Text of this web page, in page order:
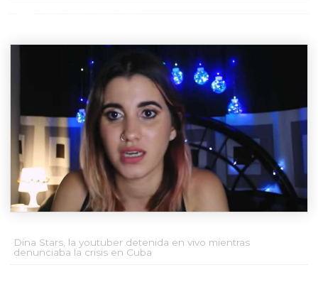
Dina Stars, la youtuber detenida en vivo mientras
denunciaba la crisis en Cuba